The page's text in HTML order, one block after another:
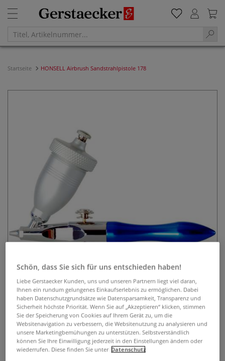
Startseite HONSELL Airbrush Sandstrahlpistole 178
HONSELL Airbrush
Sandstrahlpistole 178
0 Bewertungen
Schön, dass Sie sich für uns entschieden haben!
Liebe Gerstaecker Kunden, uns und unseren Partnern liegt viel daran,
Ihnen ein rundum gelungenes Einkaufserlebnis zu ermöglichen. Dabei
haben Datenschutzgrundsätze wie Datensparsamkeit, Transparenz und
Sicherheit höchste Priorität. Wenn Sie auf „Akzeptieren“ klicken, stimmen
Sie der Speicherung von Cookies auf Ihrem Gerät zu, um die
Websitenavigation zu verbessern, die Websitenutzung zu analysieren und
unsere Marketingbemühungen zu unterstützen. Selbstverständlich
können Sie Ihre Einwilligung jederzeit in den Einstellungen ändern oder
wiederrufen. Diese finden Sie unter Datenschutz